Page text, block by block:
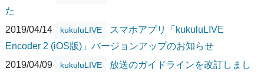
た
2019/04/14
kukuluLIVE
スマホアプリ「kukuluLIVE
Encoder 2 (iOS版)」バージョンアップのお知らせ
2019/04/09
kukuluLIVE
放送のガイドラインを改訂しまし